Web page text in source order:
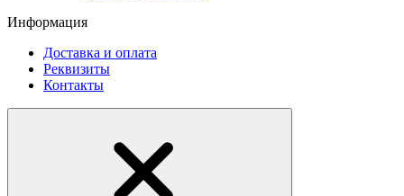
Информация
Доставка и оплата
Реквизиты
Контакты